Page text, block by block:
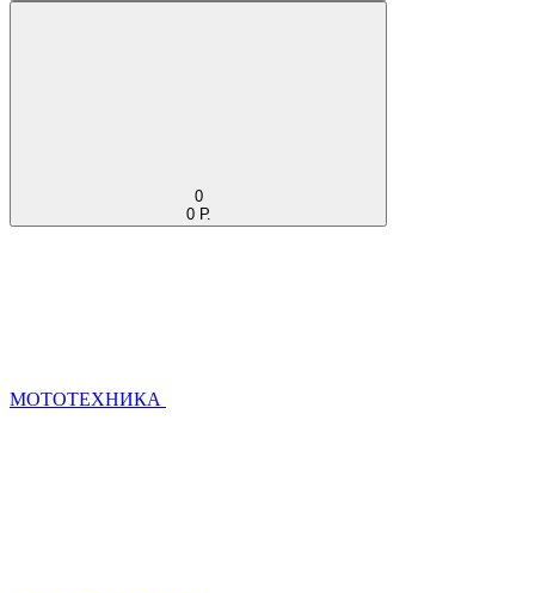
0
0 Р.
МОТОТЕХНИКА